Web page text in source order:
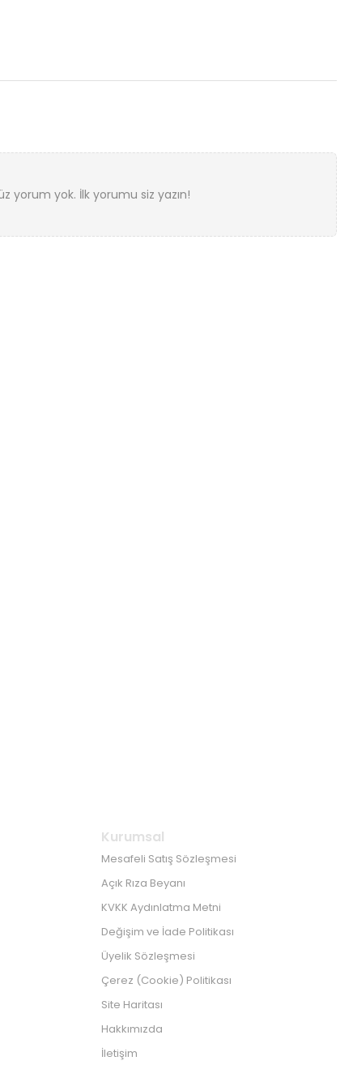
yorum yok. İlk yorumu siz yazın!
Kurumsal
Mesafeli Satış Sözleşmesi
Açık Rıza Beyanı
KVKK Aydınlatma Metni
Değişim ve İade Politikası
Üyelik Sözleşmesi
Çerez (Cookie) Politikası
Site Haritası
Hakkımızda
İletişim